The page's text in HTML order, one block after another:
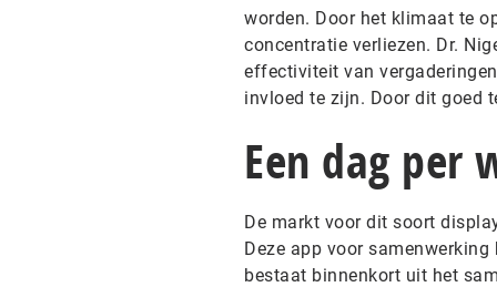
worden. Door het klimaat te
concentratie verliezen. Dr.
effectiviteit van
invloed te zijn. Door dit goed
Een dag per
De markt voor dit soort
Deze app voor
bestaat binnenkort uit het